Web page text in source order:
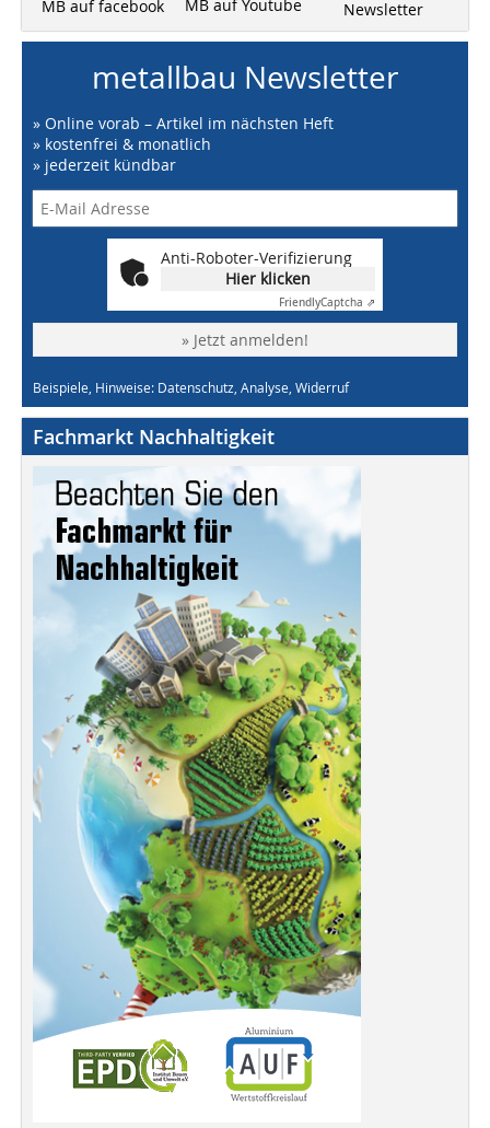
MB auf facebook MB auf Youtube Newsletter
metallbau Newsletter
» Online vorab – Artikel im nächsten Heft
» kostenfrei & monatlich
» jederzeit kündbar
Anti-Roboter-Verifizierung
Hier klicken
FriendlyCaptcha ⇗
» Jetzt anmelden!
Beispiele, Hinweise: Datenschutz, Analyse, Widerruf
Fachmarkt Nachhaltigkeit